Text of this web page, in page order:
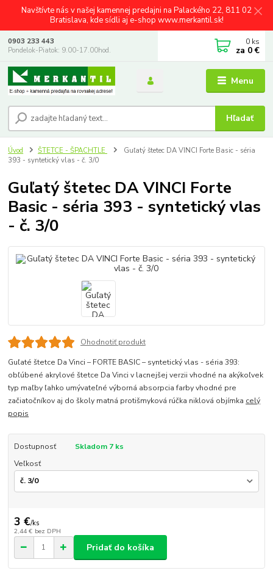
Navštívte nás v našej kamennej predajni na Palackého 22, 811 02
Bratislava, kde sídli aj e-shop www.merkantil.sk!
Menu
Hľadať
0903 233 443
Pondelok-Piatok: 9.00-17.00hod.
0 ks
za 0 €
Úvod ŠTETCE - ŠPACHTLE
Guľatý štetec DA VINCI Forte Basic - séria
393 - syntetický vlas - č. 3/0
Guľatý štetec DA VINCI Forte
Basic - séria 393 - syntetický vlas
- č. 3/0
Ohodnotiť produkt
Guľaté štetce Da Vinci – FORTE BASIC – syntetický vlas - séria 393:
obľúbené akrylové štetce Da Vinci v lacnejšej verzii vhodné na akýkoľvek
typ maľby ľahko umývateľné výborná absorpcia farby vhodné pre
začiatočníkov aj do školy matná protišmyková rúčka niklová objímka celý
popis
Dostupnosť
Skladom 7 ks
Veľkosť
3 €/ks
2,44 € bez DPH
Pridať do košíka